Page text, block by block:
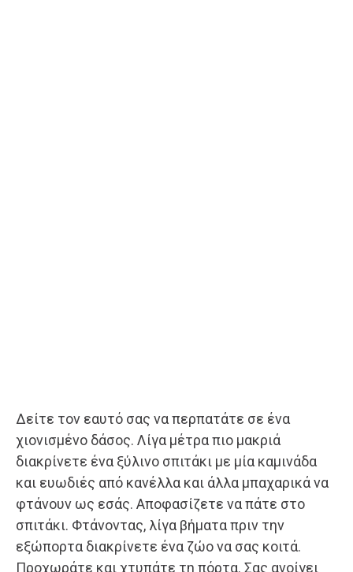
Δείτε τον εαυτό σας να περπατάτε σε ένα
χιονισμένο δάσος. Λίγα μέτρα πιο μακριά
διακρίνετε ένα ξύλινο σπιτάκι με μία καμινάδα
και ευωδιές από κανέλλα και άλλα μπαχαρικά να
φτάνουν ως εσάς. Αποφασίζετε να πάτε στο
σπιτάκι. Φτάνοντας, λίγα βήματα πριν την
εξώπορτα διακρίνετε ένα ζώο να σας κοιτά.
Προχωράτε και χτυπάτε τη πόρτα. Σας ανοίγει